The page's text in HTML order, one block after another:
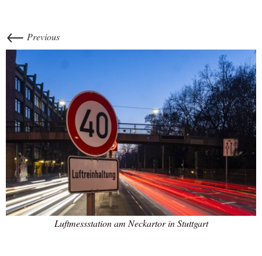
← Previous
Luftmessstation am Neckartor in Stuttgart